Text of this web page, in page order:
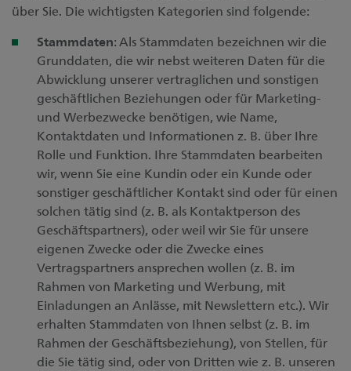
über Sie. Die wichtigsten Kategorien sind folgende:
Stammdaten: Als Stammdaten bezeichnen wir die
Grunddaten, die wir nebst weiteren Daten für die
Abwicklung unserer vertraglichen und sonstigen
geschäftlichen Beziehungen oder für Marketing-
und Werbezwecke benötigen, wie Name,
Kontaktdaten und Informationen z. B. über Ihre
Rolle und Funktion. Ihre Stammdaten bearbeiten
wir, wenn Sie eine Kundin oder ein Kunde oder
sonstiger geschäftlicher Kontakt sind oder für einen
solchen tätig sind (z. B. als Kontaktperson des
Geschäftspartners), oder weil wir Sie für unsere
eigenen Zwecke oder die Zwecke eines
Vertragspartners ansprechen wollen (z. B. im
Rahmen von Marketing und Werbung, mit
Einladungen an Anlässe, mit Newslettern etc.). Wir
erhalten Stammdaten von Ihnen selbst (z. B. im
Rahmen der Geschäftsbeziehung), von Stellen, für
die Sie tätig sind, oder von Dritten wie z. B. unseren